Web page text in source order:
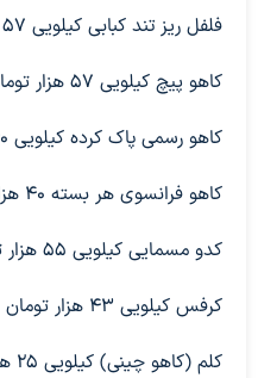
فلفل ریز تند کبابی کیلویی ۵۷ هزار تومان
کاهو پیچ کیلویی ۵۷ هزار تومان
کاهو رسمی پاک کرده کیلویی ۶۰ هزار تومان
کاهو فرانسوی هر بسته ۴۰ هزار تومان
کدو مسمایی کیلویی ۵۵ هزار تومان
کرفس کیلویی ۴۳ هزار تومان
کلم (کاهو چینی) کیلویی ۲۵ هزار تومان